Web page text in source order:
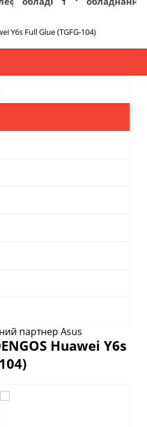
Y6s Full Glue (TGFG-104)
Huawei Y6s